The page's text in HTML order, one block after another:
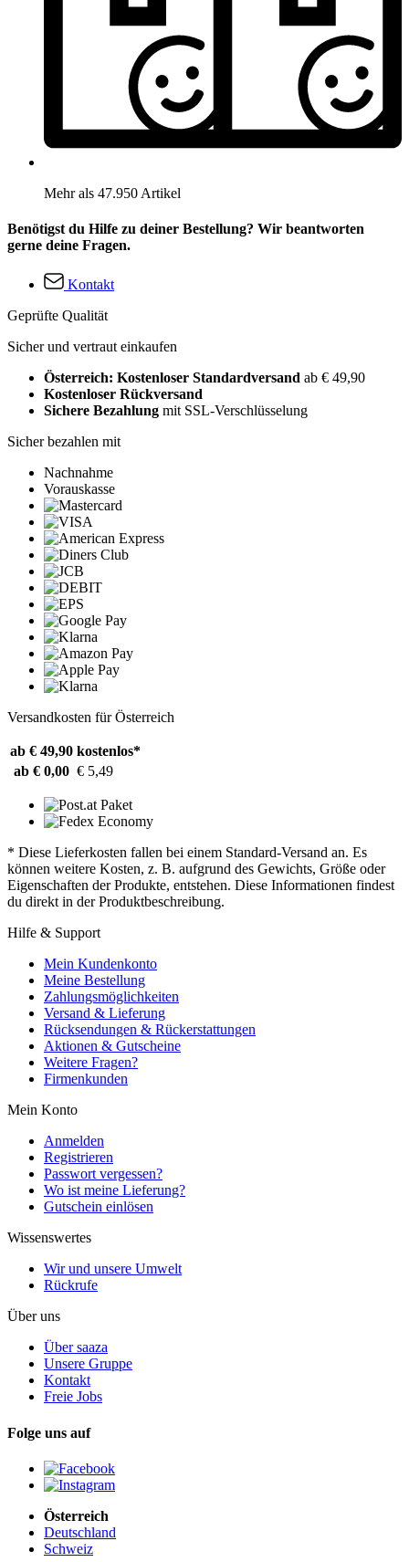
Mehr als 47.950 Artikel
Benötigst du Hilfe zu deiner Bestellung? Wir beantworten
gerne deine Fragen.
Kontakt
Geprüfte Qualität
Sicher und vertraut einkaufen
Österreich: Kostenloser Standardversand ab € 49,90
Kostenloser Rückversand
Sichere Bezahlung mit SSL-Verschlüsselung
Sicher bezahlen mit
Nachnahme
Vorauskasse
Versandkosten für Österreich
ab € 49,90 kostenlos*
ab € 0,00 € 5,49
* Diese Lieferkosten fallen bei einem Standard-Versand an. Es
können weitere Kosten, z. B. aufgrund des Gewichts, Größe oder
Eigenschaften der Produkte, entstehen. Diese Informationen findest
du direkt in der Produktbeschreibung.
Hilfe & Support
Mein Kundenkonto
Meine Bestellung
Zahlungsmöglichkeiten
Versand & Lieferung
Rücksendungen & Rückerstattungen
Aktionen & Gutscheine
Weitere Fragen?
Firmenkunden
Mein Konto
Anmelden
Registrieren
Passwort vergessen?
Wo ist meine Lieferung?
Gutschein einlösen
Wissenswertes
Wir und unsere Umwelt
Rückrufe
Über uns
Über saaza
Unsere Gruppe
Kontakt
Freie Jobs
Folge uns auf
Österreich
Deutschland
Schweiz